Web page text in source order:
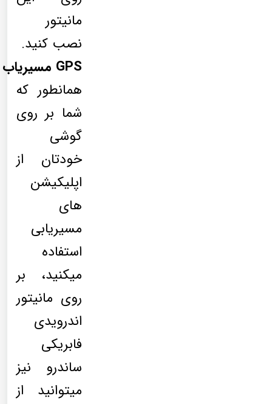
مانیتور
نصب کنید.
GPS مسیریاب
همانطور که
شما بر روی
گوشی
خودتان از
اپلیکیشن
های
مسیریابی
استفاده
میکنید، بر
روی مانیتور
اندرویدی
فابریکی
ساندرو نیز
میتوانید از